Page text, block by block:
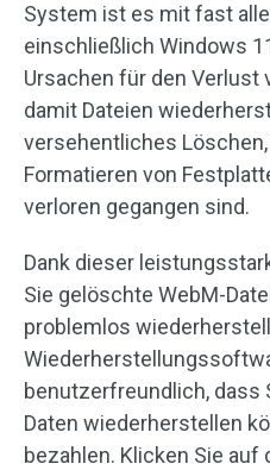
System ist es mit fast
einschließlich Windows
Ursachen für den Verlust
damit Dateien
versehentliches
Formatieren von
verloren gegangen sind.
Dank dieser
Sie gelöschte WebM-
problemlos
benutzerfreundlich, dass
Daten wiederherstellen
bezahlen. Klicken Sie